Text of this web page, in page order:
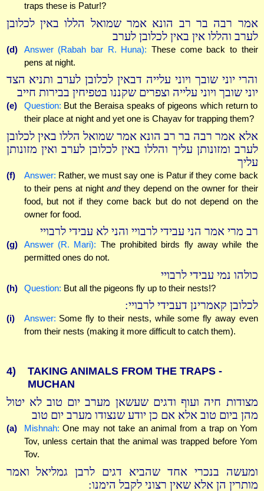
traps these is Patur!?
אמר רבה בר רב הונא אמר שמואל הללו באין לכלובן
לערב והללו אין באין לכלובן לערב
(d) Answer (Rabah bar R. Huna): These come back to their
pens at night.
והרי יוני שובך ויוני עלייה דבאין לכלובן לערב ותניא הצד
יוני שובך ויוני עלייה וצפרים שקננו בטפיחין בבירות חייב
(e) Question: But the Beraisa speaks of pigeons which return to
their place at night and yet one is Chayav for trapping them?
אלא אמר רבה בר רב הונא אמר שמואל הללו באין לכלובן
לערב ומזונותן עליך והללו באין לכלובן לערב ואין מזונותן
עליך
(f) Answer: Rather, we must say one is Patur if they come back
to their pens at night andthey depend on the owner for their
food, but not if they come back but do not depend on the
owner for food.
רב מרי אמר הני עבידי לרבויי והני לא עבידי לרבויי
(g) Answer (R. Mari): The prohibited birds fly away while the
permitted ones do not.
כולהו נמי עבידי לרבויי
(h) Question: But all the pigeons fly up to their nests!?
לכלובן קאמרינן דעבידי לרבויי:
(i) Answer: Some fly to their nests, while some fly away even
from their nests (making it more difficult to catch them).
4)
TAKING ANIMALS FROM THE TRAPS -
MUCHAN
מצודות חיה ועוף ודגים שעשאן מערב יום טוב לא יטול
מהן ביום טוב אלא אם כן יודע שנצודו מערב יום טוב
(a) Mishnah: One may not take an animal from a trap on Yom
Tov, unless certain that the animal was trapped before Yom
Tov.
ומעשה בנכרי אחד שהביא דגים לרבן גמליאל ואמר
מותרין הן אלא שאין רצוני לקבל הימנו: